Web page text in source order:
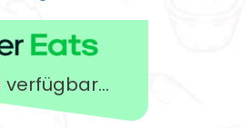
verfügbar...